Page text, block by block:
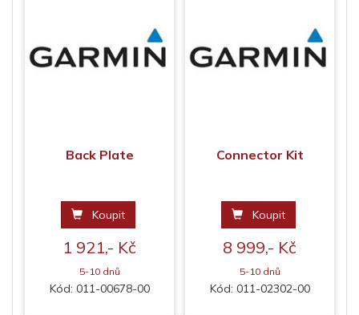
Back Plate
Koupit
1 921,- Kč
5-10 dnů
Kód: 011-00678-00
Connector Kit
Koupit
8 999,- Kč
5-10 dnů
Kód: 011-02302-00